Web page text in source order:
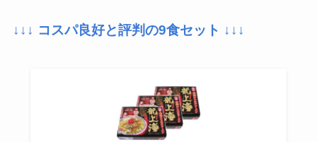
↓↓↓ コスパ良好と評判の9食セット ↓↓↓